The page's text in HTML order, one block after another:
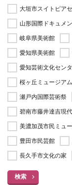
大垣市スイトピア
山形国際ドキュメ
岐阜県美術館
愛知県美術館
愛知芸術文化セン
桜ヶ丘ミュージアム
瀬戸内国際芸術祭
碧南市藤井達吉現
美濃加茂市民ミュ
豊田市民芸館
長久手市文化の家
検索